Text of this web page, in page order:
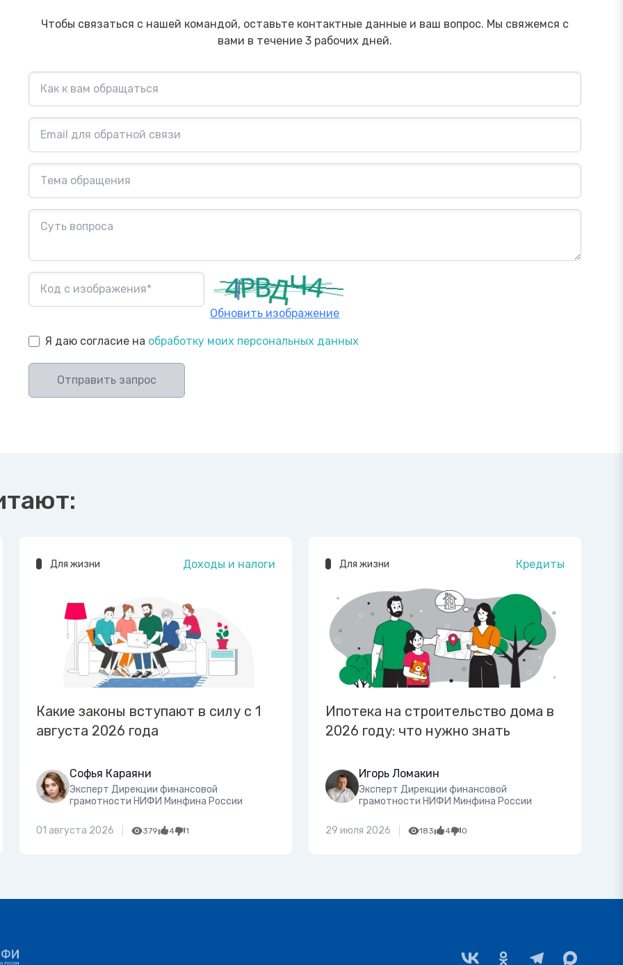
Чтобы связаться с нашей командой, оставьте контактные данные и ваш вопрос. Мы свяжемся с
вами в течение 3 рабочих дней.
Обновить изображение
Я даю согласие на обработку моих персональных данных
Отправить запрос
Посмотреть→ Посмотреть→
Для жизни Доходы и налоги
Какие законы вступают в силу с 1
августа 2026 года
Софья Караяни
Эксперт Дирекции финансовой
грамотности НИФИ Минфина России
01 августа 2026 379 4 1
Для жизни Кредиты
Ипотека на строительство дома в
2026 году: что нужно знать
Игорь Ломакин
Эксперт Дирекции финансовой
грамотности НИФИ Минфина России
29 июля 2026 183 4 0